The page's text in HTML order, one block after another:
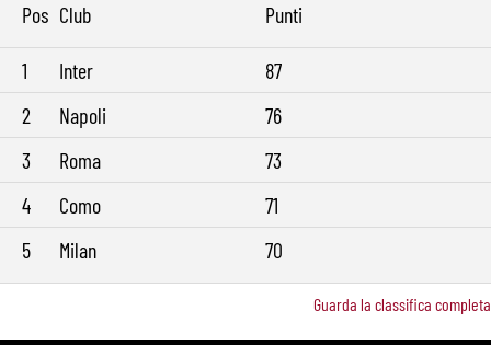
9:29
Roma, il mercato ora è nelle sue mani: dopo Molina manca soltanto
l’ala
Pos Club Punti
1 Inter
87
2
Napoli
76
3
Roma
73
4
Como
71
5
Milan 70
Guarda la classifica completa